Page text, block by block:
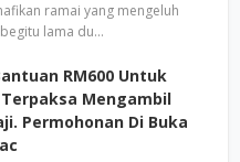
ramai yang mengeluh
lama du…
RM600 Untuk
Mengambil
Permohonan Di Buka